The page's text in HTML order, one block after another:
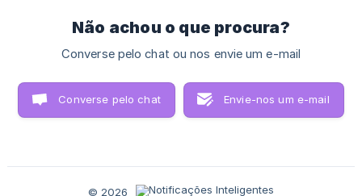
Não achou o que procura?
Converse pelo chat ou nos envie um e-mail
Converse pelo chat Envie-nos um e-mail
© 2026